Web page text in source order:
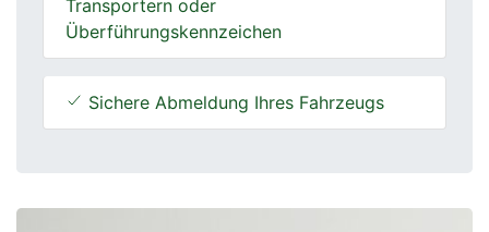
Transportern oder
Überführungskennzeichen
Sichere Abmeldung Ihres Fahrzeugs